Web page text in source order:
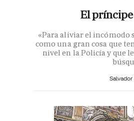
El príncipe
«Para aliviar el incómodo
como una gran cosa que
nivel en la Policía y que